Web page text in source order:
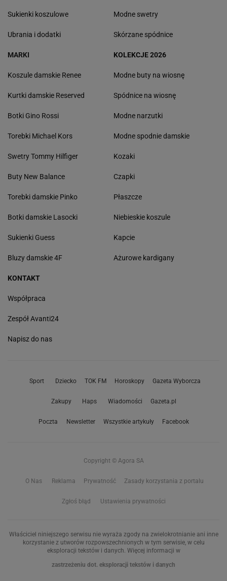
Sukienki koszulowe
Ubrania i dodatki
Modne swetry
Skórzane spódnice
MARKI
Koszule damskie Renee
Kurtki damskie Reserved
Botki Gino Rossi
Torebki Michael Kors
Swetry Tommy Hilfiger
Buty New Balance
Torebki damskie Pinko
Botki damskie Lasocki
Sukienki Guess
Bluzy damskie 4F
KOLEKCJE 2026
Modne buty na wiosnę
Spódnice na wiosnę
Modne narzutki
Modne spodnie damskie
Kozaki
Czapki
Płaszcze
Niebieskie koszule
Kapcie
Ażurowe kardigany
KONTAKT
Współpraca
Zespół Avanti24
Napisz do nas
Sport Dziecko TOK FM Horoskopy Gazeta Wyborcza
Zakupy Haps Wiadomości Gazeta.pl
Poczta Newsletter Wszystkie artykuły Facebook
Copyright © Agora SA
O Nas Reklama Prywatność Zasady korzystania z portalu
Zgłoś błąd Ustawienia prywatności
Właściciel niniejszego serwisu nie wyraża zgody na zwielokrotnianie ani inne
korzystanie z utworów rozpowszechnionych w tym serwisie, w celu
eksploracji tekstów i danych. Więcej informacji w
zastrzeżeniu dot. eksploracji tekstów i danych